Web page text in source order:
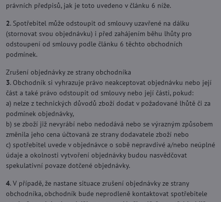
právních předpisů, jak je toto uvedeno v článku 6 níže.
2. Spotřebitel může odstoupit od smlouvy uzavřené na dálku
(stornovat svou objednávku) i před zahájením běhu lhůty pro
odstoupení od smlouvy podle článku 6 těchto obchodních
podmínek.
Zrušení objednávky ze strany obchodníka
3. Obchodník si vyhrazuje právo neakceptovat objednávku nebo její
část a také právo odstoupit od smlouvy nebo její části, pokud:
a) nelze z technických důvodů zboží dodat v požadované lhůtě či za
podmínek objednávky,
b) se zboží již nevyrábí nebo nedodává nebo se výrazným způsobem
změnila jeho cena účtovaná ze strany dodavatele zboží nebo
c) spotřebitel uvede v objednávce o sobě nepravdivé a/nebo neúplné
údaje a okolnosti vytvoření objednávky budou nasvědčovat
spekulativní povaze dotčené objednávky.
4. V případě, že nastane situace zrušení objednávky ze strany
obchodníka, obchodník bude neprodleně kontaktovat spotřebitele